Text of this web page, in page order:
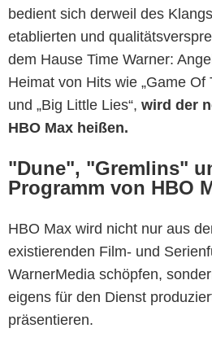
bedient sich derweil des
etablierten und
dem Hause Time Warner:
Heimat von Hits wie „Game Of
und „Big Little Lies“, wird der
HBO Max heißen.
"Dune", "Gremlins"
Programm von HBO
HBO Max wird nicht nur aus
existierenden Film- und
WarnerMedia schöpfen,
eigens für den Dienst
präsentieren.